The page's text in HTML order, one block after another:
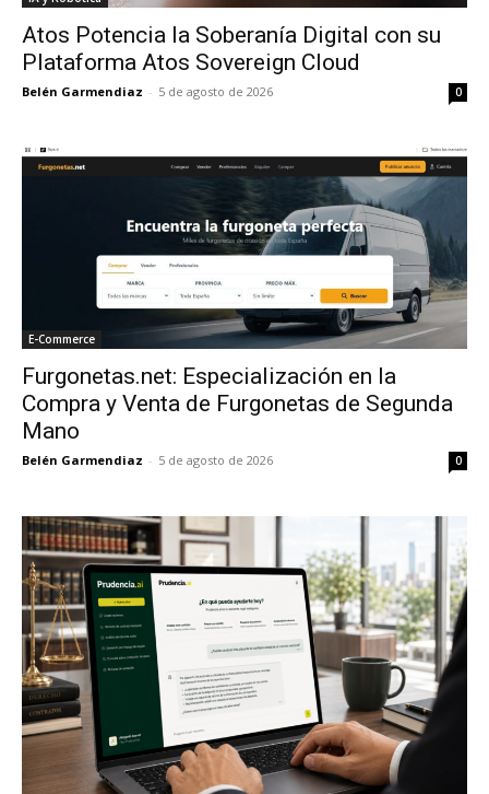
Atos Potencia la Soberanía Digital con su
Plataforma Atos Sovereign Cloud
Belén Garmendiaz - 5 de agosto de 2026 0
E-Commerce
Furgonetas.net: Especialización en la
Compra y Venta de Furgonetas de Segunda
Mano
Belén Garmendiaz - 5 de agosto de 2026 0